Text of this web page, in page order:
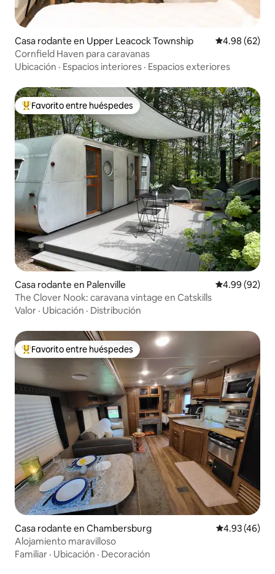
Casa rodante en Upper Leacock Township Calificación
4.98 (62)
Cornfield Haven para caravanas
Ubicación · Espacios interiores · Espacios exteriores
De los mejores en Favorito entre huéspedes
Favorito entre huéspedes
Casa rodante en Palenville Calificación
4.99 (92)
The Clover Nook: caravana vintage en Catskills
Valor · Ubicación · Distribución
De los mejores en Favorito entre huéspedes
Favorito entre huéspedes
Casa rodante en Chambersburg Calificación
4.93 (46)
Alojamiento maravilloso
Familiar · Ubicación · Decoración